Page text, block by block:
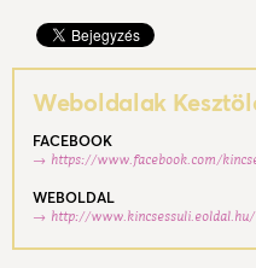
Weboldalak
FACEBOOK
https://www.facebook.com/
WEBOLDAL
http://www.kincsessuli.eoldal.hu/